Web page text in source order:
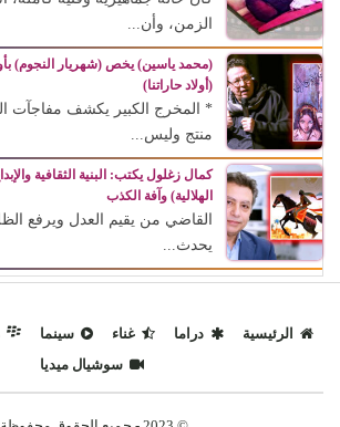
الزمن، وأن...
(محمد ياسين) يخص (شهريار النجوم)
(أولاد حاراتنا)
* المخرج الكبير يكشف مفاجآت
منتج وليس...
الهلالية) وآفة الكذب
القاضي من يقيم العدل ويرفع
يحدث...
الرئيسية دراما غناء سينما
سوشيال ميديا